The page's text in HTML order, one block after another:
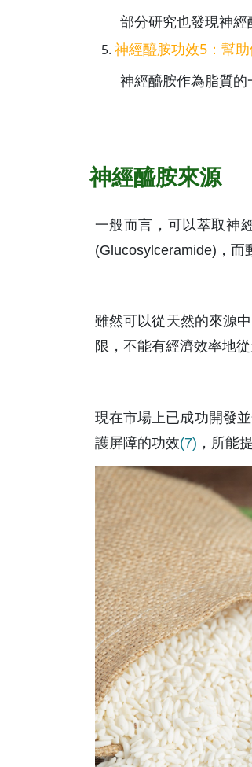
部分研究也發現神經
神經醯胺功效5：幫
神經醯胺作為脂質的
神經醯胺來源
一般而言，可以萃取神
(Glucosylceramide)，而
雖然可以從天然的來源
限，不能有經濟效率地
現在市場上已成功開發
護屏障的功效(7) ，所能